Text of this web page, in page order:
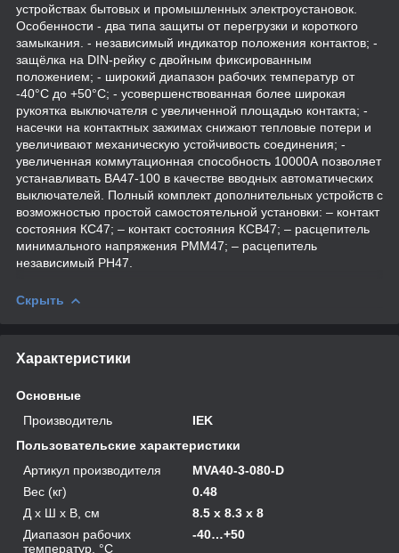
устройствах бытовых и промышленных электроустановок.
Особенности - два типа защиты от перегрузки и короткого
замыкания. - независимый индикатор положения контактов; -
защёлка на DIN-рейку с двойным фиксированным
положением; - широкий диапазон рабочих температур от
-40°С до +50°С; - усовершенствованная более широкая
рукоятка выключателя с увеличенной площадью контакта; -
насечки на контактных зажимах снижают тепловые потери и
увеличивают механическую устойчивость соединения; -
увеличенная коммутационная способность 10000А позволяет
устанавливать ВА47-100 в качестве вводных автоматических
выключателей. Полный комплект дополнительных устройств с
возможностью простой самостоятельной установки: – контакт
состояния КС47; – контакт состояния КСВ47; – расцепитель
минимального напряжения РММ47; – расцепитель
независимый РН47.
Скрыть
Характеристики
Основные
Производитель
IEK
Пользовательские характеристики
Артикул производителя
MVA40-3-080-D
Вес (кг)
0.48
Д х Ш х В, см
8.5 x 8.3 x 8
Диапазон рабочих
температур, °С
-40…+50